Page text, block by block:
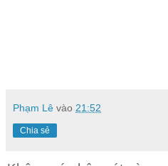
Phạm Lê vào 21:52
Chia sẻ